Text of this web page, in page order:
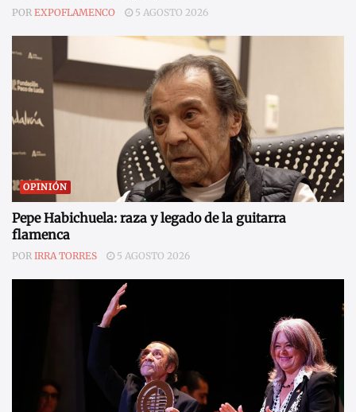
POR EXPOFLAMENCO 5 AGOSTO 2026
OPINIÓN
Pepe Habichuela: raza y legado de la guitarra
flamenca
POR IRRA TORRES 5 AGOSTO 2026